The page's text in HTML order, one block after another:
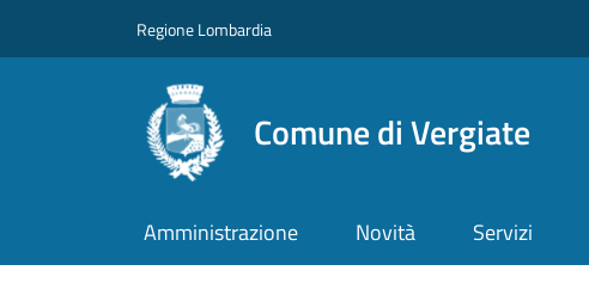
Regione Lombardia
Comune di Vergiate
Amministrazione Novità Servizi